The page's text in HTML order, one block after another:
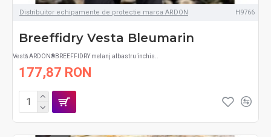
Distribuitor echipamente de protectie marca ARDON H9766
Breeffidry Vesta Bleumarin
Vestă ARDON®BREEFFIDRY melanj albastru închis..
177,87 RON